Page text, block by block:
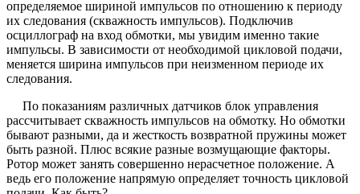
определяемое шириной импульсов по отношению к периоду
их следования (скважность импульсов). Подключив
осциллограф на вход обмотки, мы увидим именно такие
импульсы. В зависимости от необходимой цикловой подачи,
меняется ширина импульсов при неизменном периоде их
следования.
По показаниям различных датчиков блок управления
рассчитывает скважность импульсов на обмотку. Но обмотки
бывают разными, да и жесткость возвратной пружины может
быть разной. Плюс всякие разные возмущающие факторы.
Ротор может занять совершенно нерасчетное положение. А
ведь его положение напрямую определяет точность цикловой